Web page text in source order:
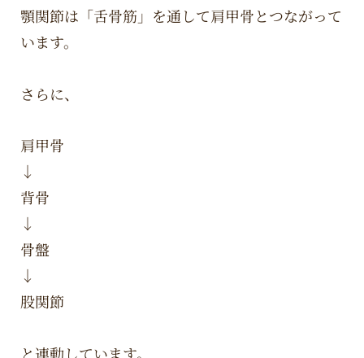
顎関節は「舌骨筋」を通して肩甲骨とつながって
います。
さらに、
肩甲骨
↓
背骨
↓
骨盤
↓
股関節
と連動しています。